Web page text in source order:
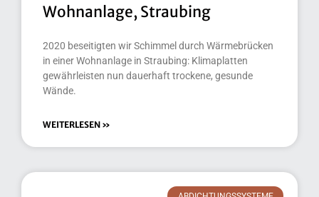
Wohnanlage, Straubing
2020 beseitigten wir Schimmel durch Wärmebrücken
in einer Wohnanlage in Straubing: Klimaplatten
gewährleisten nun dauerhaft trockene, gesunde
Wände.
WEITERLESEN »